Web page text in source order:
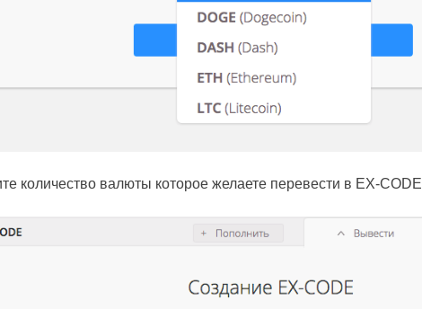
количество валюты которое желаете перевести в EX-CODE